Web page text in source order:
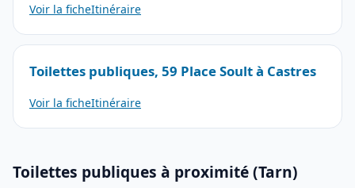
Voir la ficheItinéraire
Toilettes publiques, 59 Place Soult à Castres
Voir la ficheItinéraire
Toilettes publiques à proximité (Tarn)